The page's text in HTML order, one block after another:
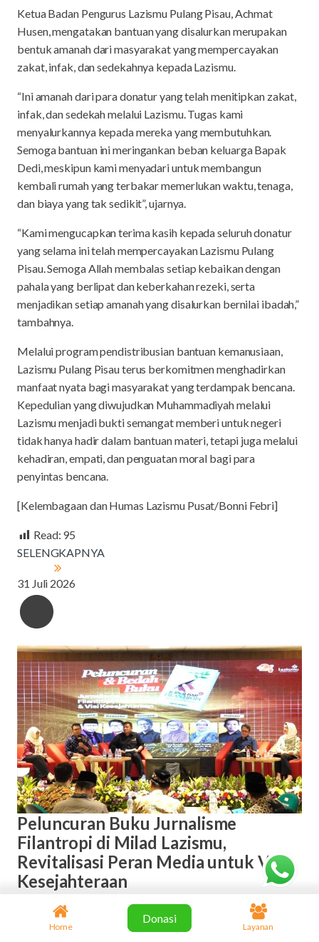
Ketua Badan Pengurus Lazismu Pulang Pisau, Achmat
Husen, mengatakan bantuan yang disalurkan merupakan
bentuk amanah dari masyarakat yang mempercayakan
zakat, infak, dan sedekahnya kepada Lazismu.
“Ini amanah dari para donatur yang telah menitipkan zakat,
infak, dan sedekah melalui Lazismu. Tugas kami
menyalurkannya kepada mereka yang membutuhkan.
Semoga bantuan ini meringankan beban keluarga Bapak
Dedi, meskipun kami menyadari untuk membangun
kembali rumah yang terbakar memerlukan waktu, tenaga,
dan biaya yang tak sedikit”, ujarnya.
“Kami mengucapkan terima kasih kepada seluruh donatur
yang selama ini telah mempercayakan Lazismu Pulang
Pisau. Semoga Allah membalas setiap kebaikan dengan
pahala yang berlipat dan keberkahan rezeki, serta
menjadikan setiap amanah yang disalurkan bernilai ibadah,”
tambahnya.
Melalui program pendistribusian bantuan kemanusiaan,
Lazismu Pulang Pisau terus berkomitmen menghadirkan
manfaat nyata bagi masyarakat yang terdampak bencana.
Kepedulian yang diwujudkan Muhammadiyah melalui
Lazismu menjadi bukti semangat memberi untuk negeri
tidak hanya hadir dalam bantuan materi, tetapi juga melalui
kehadiran, empati, dan penguatan moral bagi para
penyintas bencana.
[Kelembagaan dan Humas Lazismu Pusat/Bonni Febri]
Read: 95
SELENGKAPNYA
31 Juli 2026
Peluncuran Buku Jurnalisme
Filantropi di Milad Lazismu,
Revitalisasi Peran Media untuk Visi
Kesejahteraan
JAKARTA – Dalam respsi milad ke-24 Lazismu, di Gedung
Perpustakaan Nasional, Jakarta, 29 Juli 2026, Majalah
Home
Donasi
Layanan